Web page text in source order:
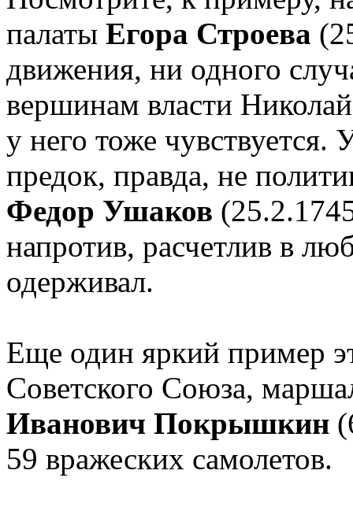
палаты Егора Строева
движения, ни одного
вершинам власти
у него тоже
предок, правда, не
Федор Ушаков
напротив, расчетлив в
одерживал.
Еще один яркий пример
Советского Союза,
Иванович Покрышкин
59 вражеских самолетов.